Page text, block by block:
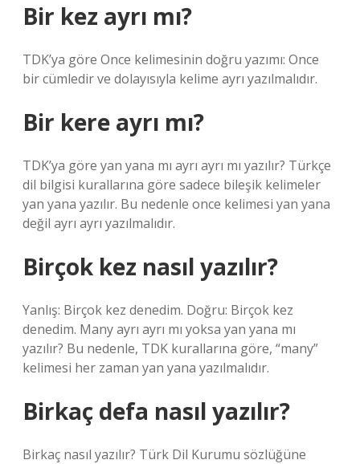
Bir kez ayrı mı?
TDK’ya göre Once kelimesinin doğru yazımı: Once
bir cümledir ve dolayısıyla kelime ayrı yazılmalıdır.
Bir kere ayrı mı?
TDK’ya göre yan yana mı ayrı ayrı mı yazılır? Türkçe
dil bilgisi kurallarına göre sadece bileşik kelimeler
yan yana yazılır. Bu nedenle once kelimesi yan yana
değil ayrı ayrı yazılmalıdır.
Birçok kez nasıl yazılır?
Yanlış: Birçok kez denedim. Doğru: Birçok kez
denedim. Many ayrı ayrı mı yoksa yan yana mı
yazılır? Bu nedenle, TDK kurallarına göre, “many”
kelimesi her zaman yan yana yazılmalıdır.
Birkaç defa nasıl yazılır?
Birkaç nasıl yazılır? Türk Dil Kurumu sözlüğüne